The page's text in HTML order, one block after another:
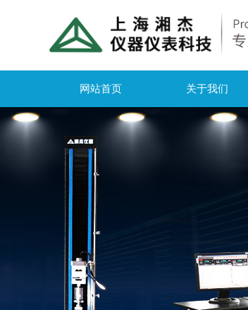
网站首页 关于我们